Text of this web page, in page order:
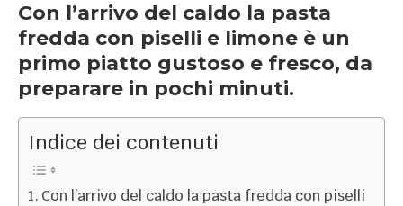
Con l’arrivo del caldo la pasta
fredda con piselli e limone è un
primo piatto gustoso e fresco, da
preparare in pochi minuti.
Indice dei contenuti
Con l’arrivo del caldo la pasta fredda con piselli